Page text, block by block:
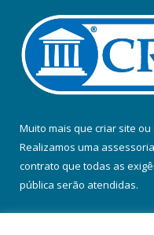
Muito mais que criar site ou
Realizamos uma assessoria
contrato que todas as
pública serão atendidas.